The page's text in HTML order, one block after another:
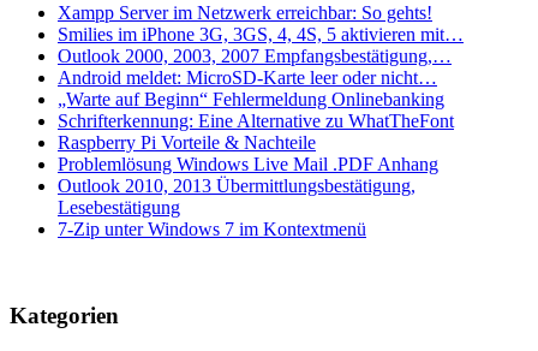
Xampp Server im Netzwerk erreichbar: So gehts!
Smilies im iPhone 3G, 3GS, 4, 4S, 5 aktivieren mit…
Outlook 2000, 2003, 2007 Empfangsbestätigung,…
Android meldet: MicroSD-Karte leer oder nicht…
„Warte auf Beginn“ Fehlermeldung Onlinebanking
Schrifterkennung: Eine Alternative zu WhatTheFont
Raspberry Pi Vorteile & Nachteile
Problemlösung Windows Live Mail .PDF Anhang
Outlook 2010, 2013 Übermittlungsbestätigung,
Lesebestätigung
7-Zip unter Windows 7 im Kontextmenü
Kategorien